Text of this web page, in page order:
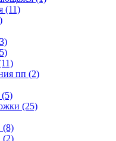
(11)
пп (2)
(5)
(25)
(8)
(2)